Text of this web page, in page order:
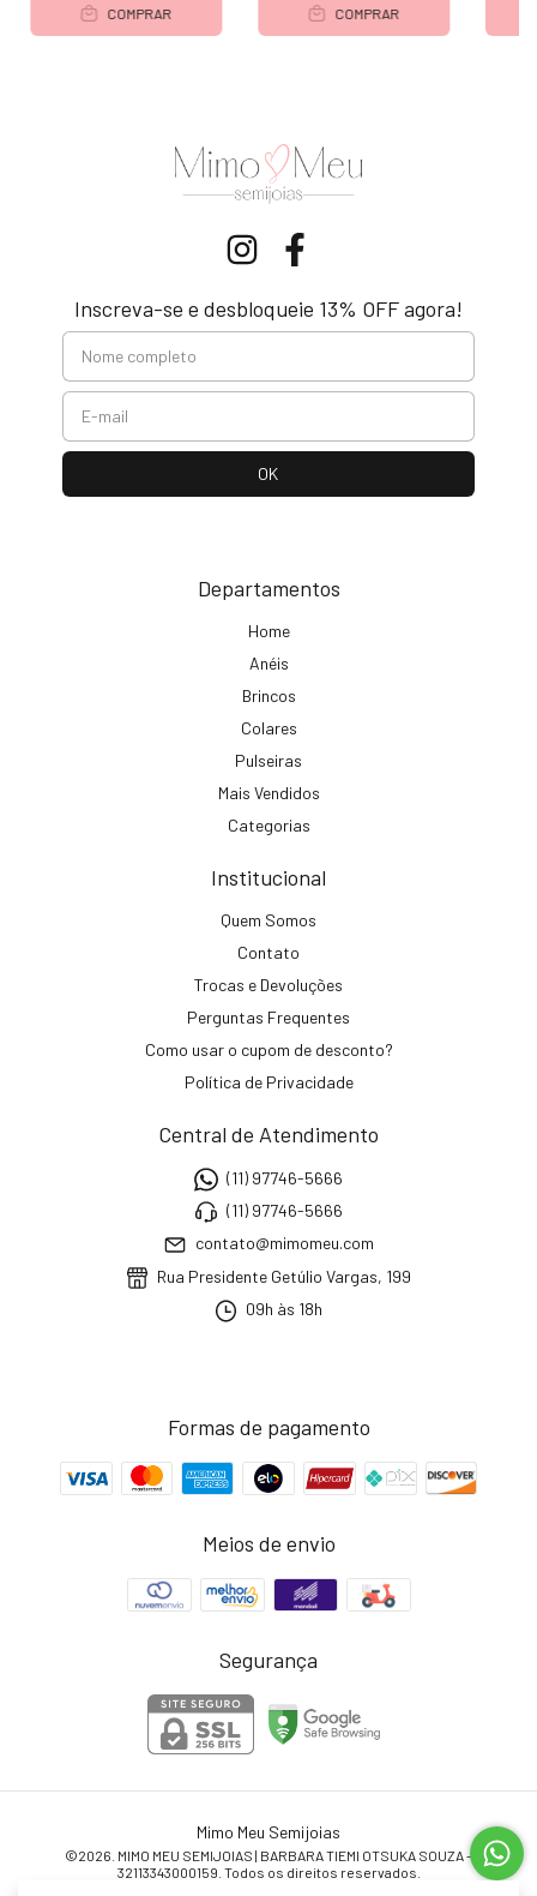
COMPRAR COMPRAR
Inscreva-se e desbloqueie 13% OFF agora!
Departamentos
Home
Anéis
Brincos
Colares
Pulseiras
Mais Vendidos
Categorias
Institucional
Quem Somos
Contato
Trocas e Devoluções
Perguntas Frequentes
Como usar o cupom de desconto?
Política de Privacidade
Central de Atendimento
(11) 97746-5666
(11) 97746-5666
contato@mimomeu.com
Rua Presidente Getúlio Vargas, 199
09h às 18h
Formas de pagamento
Meios de envio
Segurança
Mimo Meu Semijoias
©2026. MIMO MEU SEMIJOIAS | BARBARA TIEMI OTSUKA SOUZA -
32113343000159. Todos os direitos reservados.